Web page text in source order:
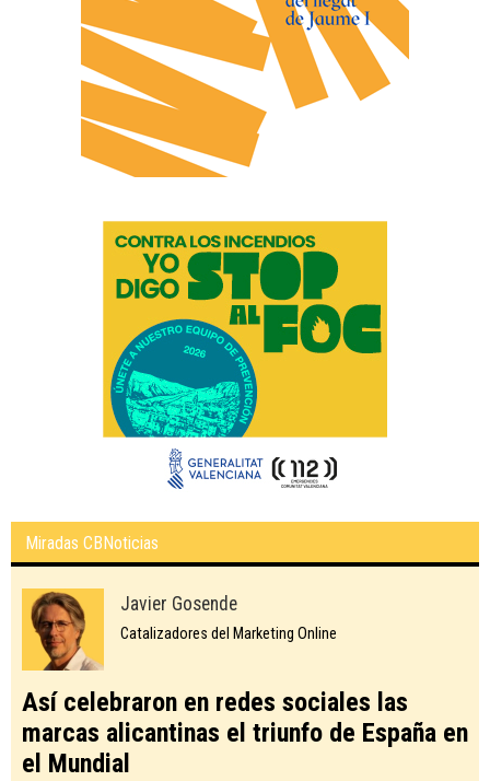
Miradas CBNoticias
Javier Gosende
Catalizadores del Marketing Online
Así celebraron en redes sociales las
marcas alicantinas el triunfo de España en
el Mundial